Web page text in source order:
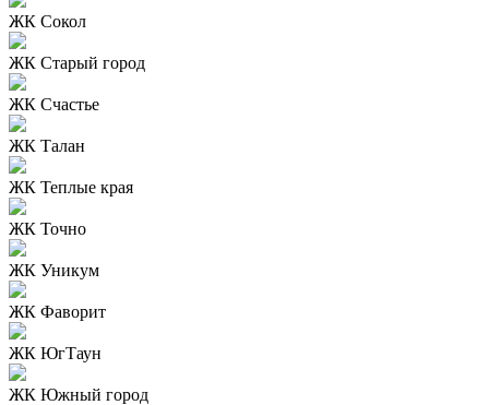
ЖК Сокол
ЖК Старый город
ЖК Счастье
ЖК Талан
ЖК Теплые края
ЖК Точно
ЖК Уникум
ЖК Фаворит
ЖК ЮгТаун
ЖК Южный город